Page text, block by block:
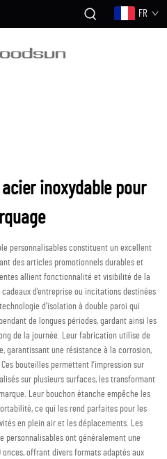
FR
inoxydable pour
personnalisables constituent un excellent
des articles promotionnels durables et
allient fonctionnalité et visibilité de la
d’entreprise ou incitations destinées
d’isolation à double paroi qui
de longues périodes, gardant ainsi les
de la journée. Leur fabrication utilise de
garantissant une résistance à la corrosion,
bouteilles permettent l’impression sur
sur plusieurs surfaces, les transformant
Leur bouchon étanche empêche les
ce qui les rend parfaites pour les
en plein air et les déplacements. Les
personnalisables ont généralement une
offrant divers formats adaptés aux